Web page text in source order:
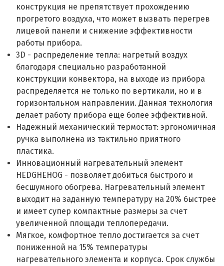
конструкция не препятствует прохождению
прогретого воздуха, что может вызвать перегрев
лицевой панели и снижение эффективности
работы прибора.
3D - распределение тепла: нагретый воздух
благодаря специально разработанной
конструкции конвектора, на выходе из прибора
распределяется не только по вертикали, но и в
горизонтальном направлении. Данная технология
делает работу прибора еще более эффективной.
Надежный механический термостат: эргономичная
ручка выполнена из тактильно приятного
пластика.
Инновационный нагревательный элемент
HEDGHEHOG - позволяет добиться быстрого и
бесшумного обогрева. Нагревательный элемент
выходит на заданную температуру на 20% быстрее
и имеет супер компактные размеры за счет
увеличенной площади теплопередачи.
Мягкое, комфортное тепло достигается за счет
пониженной на 15% температуры
нагревательного элемента и корпуса. Срок службы